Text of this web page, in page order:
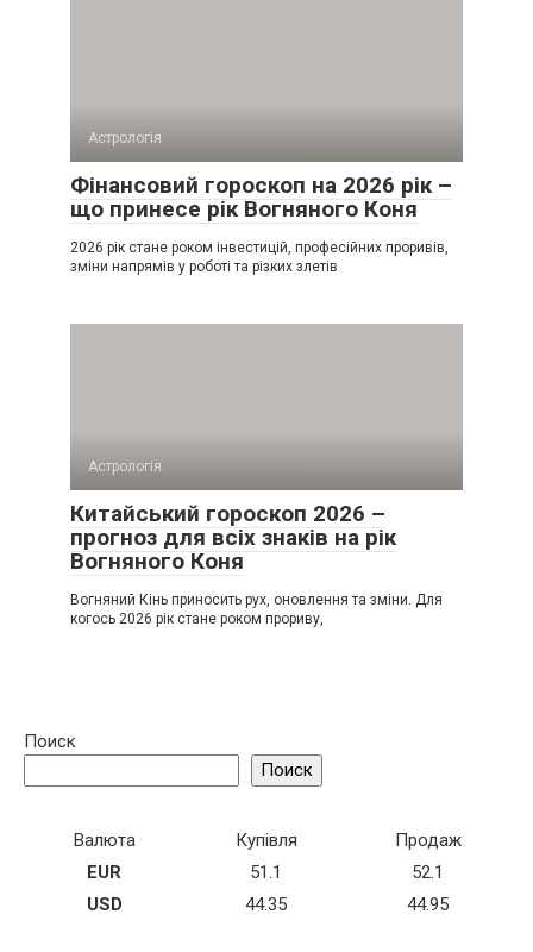
Астрологія
Фінансовий гороскоп на 2026 рік –
що принесе рік Вогняного Коня
2026 рік стане роком інвестицій, професійних проривів,
зміни напрямів у роботі та різких злетів
Астрологія
Китайський гороскоп 2026 –
прогноз для всіх знаків на рік
Вогняного Коня
Вогняний Кінь приносить рух, оновлення та зміни. Для
когось 2026 рік стане роком прориву,
Поиск
Поиск
Валюта Купівля
Продаж
EUR
51.1
52.1
USD
44.35 44.95